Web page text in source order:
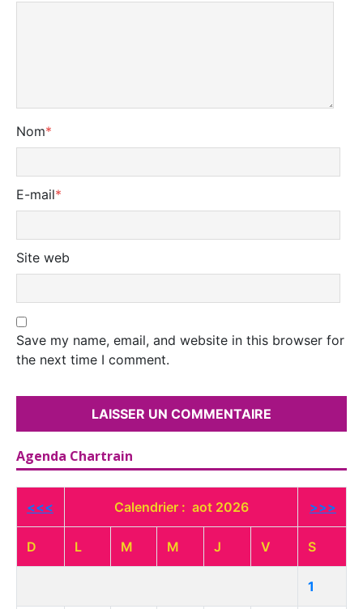
Nom*
E-mail*
Site web
Save my name, email, and website in this browser for
the next time I comment.
Agenda Chartrain
<<< Calendrier : aot 2026 >>>
D L M M J V S
1